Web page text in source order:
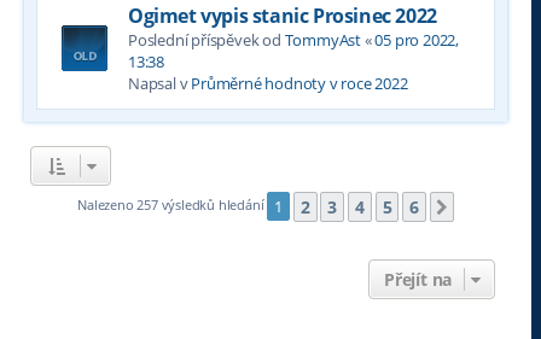
Ogimet vypis stanic Prosinec 2022
Poslední příspěvek od TommyAst«05 pro 2022,
13:38
Napsal vPrůměrné hodnoty v roce 2022
Nalezeno 257 výsledků hledání 1 2 3 4 5 6
Přejít na